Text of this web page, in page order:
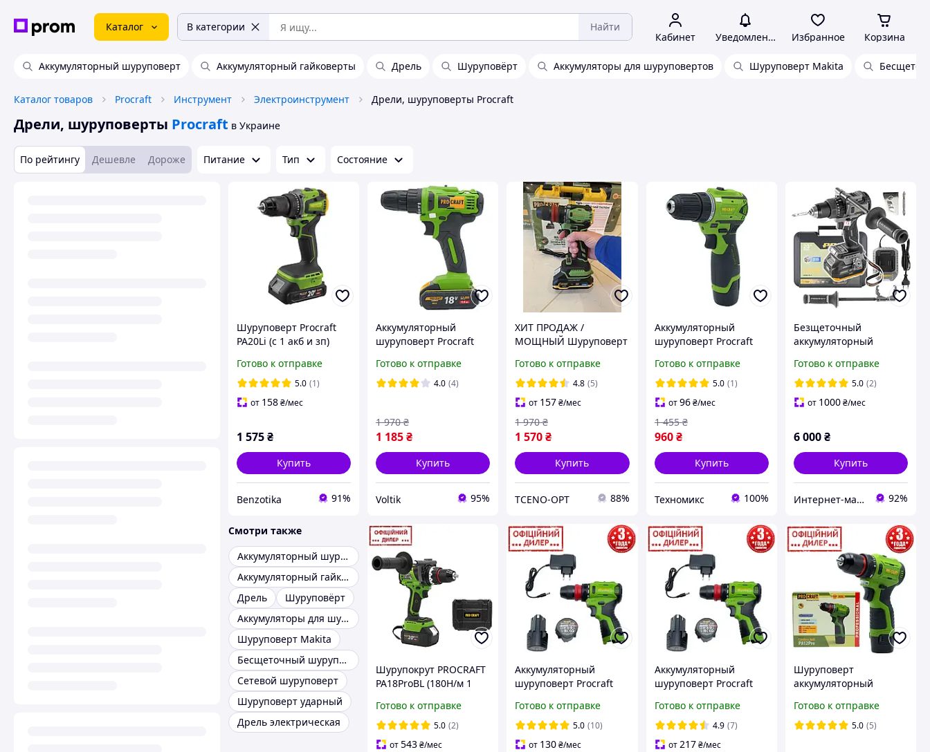
Каталог В категории Найти
Кабинет Уведомления Избранное Корзина
Аккумуляторный шуруповерт Аккумуляторный гайковерты Дрель Шуруповёрт Аккумуляторы для шуруповертов Шуруповерт Makita
Каталог товаров Procraft Инструмент Электроинструмент Дрели, шуруповерты Procraft
Дрели, шуруповерты Procraft в Украине
По рейтингу Дешевле Дороже Питание Тип Состояние
Шуруповерт Procraft
PA20Li (с 1 акб и зп)
Готово к отправке
5.0 (1)
от 158₴/мес
1 575₴
Купить
Benzotika 91%
Аккумуляторный
шуруповерт Procraft
АКБ и ЗУ)
Готово к отправке
4.0 (4)
1 185₴
1 970 ₴
Купить
Voltik 95%
ХИТ ПРОДАЖ /
МОЩНЫЙ Шуруповерт
PA-18 Pro DFR / 30 Нм /
1450 об/хв / 1 АКБ і ЗП /
УСПЕЙ
Готово к отправке
4.8 (5)
от 157₴/мес
1 570₴
1 970 ₴
Купить
TCENO-OPT 88%
Аккумуляторный
шуруповерт Procraft
бесщеточный, 30 Нм, 1
АКБ и ЗУ, кейс
Готово к отправке
5.0 (1)
от96 ₴/мес
960 ₴
1 455 ₴
Купить
Техномикс 100%
Безщеточный
аккумуляторный
ч Procraft CD20B с
ударом в кейсе
Готово к отправке
5.0 (2)
от 1000₴/мес
6 000₴
Купить
Интернет-магазин GIGATOOLS 92%
Смотри также
Аккумуляторный шуруповерт
Аккумуляторный гайковерты
Дрель
Шуруповёрт
Аккумуляторы для шуруповертов
Шуруповерт Makita
Бесщеточный шуруповерт
Сетевой шуруповерт
Шуруповерт ударный
Дрель электрическая
Шурупокрут PROCRAFT
PA18ProBL (180Н/м 1
Готово к отправке
5.0 (2)
от543₴/мес
Аккумуляторный
шуруповерт Procraft
скорости, метал.
патрон, 2 акб 2 Ач,
Кейс) для дома
Готово к отправке
5.0 (10)
от 130₴/мес
Аккумуляторный
шуруповерт Procraft
скорости, метал.
патрон, 2 акб 2 Ач,
Кейс) для дома
Готово к отправке
4.9 (7)
от217 ₴/мес
Шуруповерт
аккумуляторный
скорости,
металлический патрон,
Готово к отправке
5.0 (5)